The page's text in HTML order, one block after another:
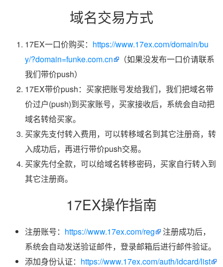
域名交易方式
17EX一口价购买： https://www.17ex.com/domain/bu
y/?domain=funke.com.cn
（如果没发布一口价请联系
我们带价push）
17EX带价push：买家把账号发给我们，我们把域名带
价过户(push)到买家账号，买家接收后，系统会自动把
域名转给买家。
买家先支付转入费用，可以转移域名到其它注册商，转
入成功后，再进行带价push交易。
买家先付全款，可以给域名转移密码，买家自行转入到
其它注册商。
17EX操作指南
注册账号： https://www.17ex.com/reg
注册成功后，
系统会自动发送验证邮件，登录邮箱后进行邮件验证。
添加身份认证： https://www.17ex.com/auth/idcard/list